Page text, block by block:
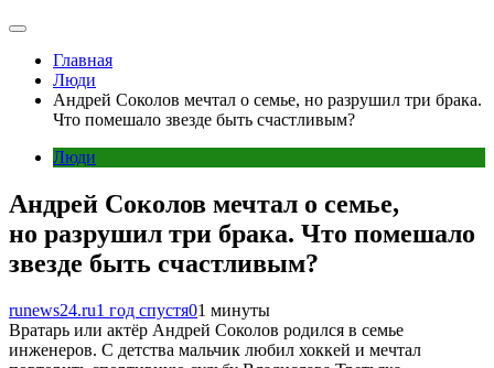
Главная
Люди
Андрей Соколов мечтал о семье, но разрушил три брака.
Что помешало звезде быть счастливым?
Люди
Андрей Соколов мечтал о семье,
но разрушил три брака. Что помешало
звезде быть счастливым?
runews24.ru1 год спустя01 минуты
Вратарь или актёр Андрей Соколов родился в семье
инженеров. С детства мальчик любил хоккей и мечтал